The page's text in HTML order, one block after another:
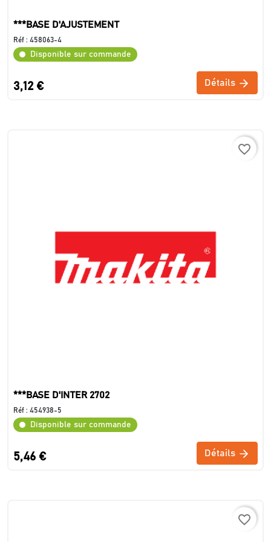
***BASE D'AJUSTEMENT
Réf : 458063-4
Disponible sur commande
3,12 € Détails
favorite_border
***BASE D'INTER 2702
Réf : 454938-5
Disponible sur commande
5,46 € Détails
favorite_border